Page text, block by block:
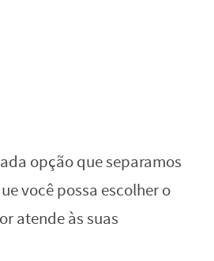
opção que separamos
você possa escolher o
atende às suas